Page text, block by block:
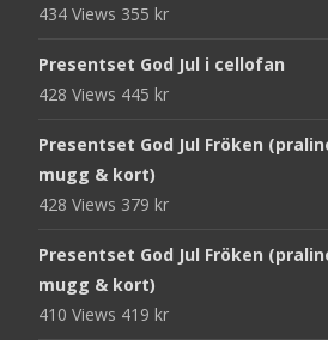
434 Views 355 kr
Presentset God Jul i cellofan
428 Views 445 kr
Presentset God Jul Fröken
mugg & kort)
428 Views 379 kr
Presentset God Jul Fröken
mugg & kort)
410 Views 419 kr